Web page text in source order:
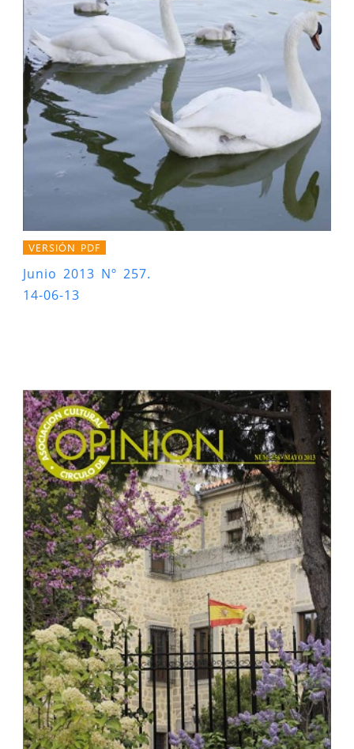
VERSIÓN PDF
Junio 2013 Nº 257.
14-06-13